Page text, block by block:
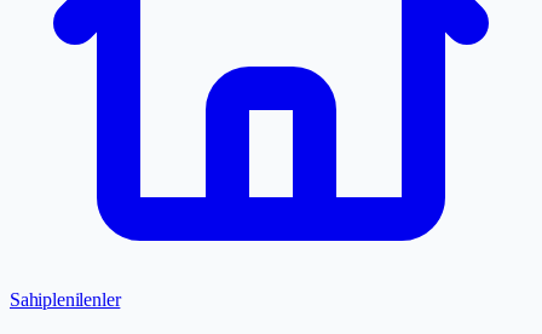
Sahiplenilenler